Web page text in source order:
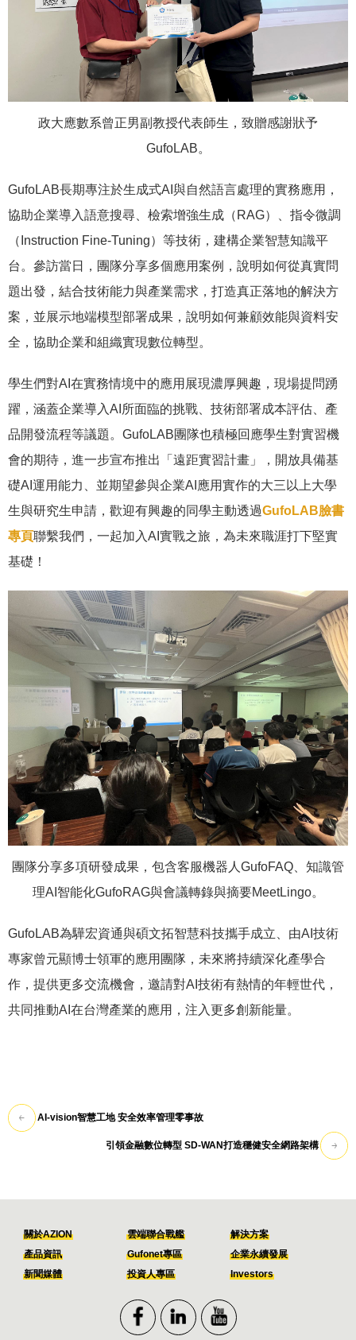
政大應數系曾正男副教授代表師生，致贈感謝狀予
GufoLAB。
GufoLAB長期專注於生成式AI與自然語言處理的實務應用，
協助企業導入語意搜尋、檢索增強生成（RAG）、指令微調
（Instruction Fine-Tuning）等技術，建構企業智慧知識平
台。參訪當日，團隊分享多個應用案例，說明如何從真實問
題出發，結合技術能力與產業需求，打造真正落地的解決方
案，並展示地端模型部署成果，說明如何兼顧效能與資料安
全，協助企業和組織實現數位轉型。
學生們對AI在實務情境中的應用展現濃厚興趣，現場提問踴
躍，涵蓋企業導入AI所面臨的挑戰、技術部署成本評估、產
品開發流程等議題。GufoLAB團隊也積極回應學生對實習機
會的期待，進一步宣布推出「遠距實習計畫」，開放具備基
礎AI運用能力、並期望參與企業AI應用實作的大三以上大學
生與研究生申請，歡迎有興趣的同學主動透過GufoLAB臉書
專頁聯繫我們，一起加入AI實戰之旅，為未來職涯打下堅實
基礎！
團隊分享多項研發成果，包含客服機器人GufoFAQ、知識管
理AI智能化GufoRAG與會議轉錄與摘要MeetLingo。
GufoLAB為驊宏資通與碩文拓智慧科技攜手成立、由AI技術
專家曾元顯博士領軍的應用團隊，未來將持續深化產學合
作，提供更多交流機會，邀請對AI技術有熱情的年輕世代，
共同推動AI在台灣產業的應用，注入更多創新能量。
AI-vision智慧工地 安全效率管理零事故
引領金融數位轉型 SD-WAN打造穩健安全網路架構
關於AZION 雲端聯合戰艦
解決方案
產品資訊
Gufonet專區
企業永續發展
新聞媒體
投資人專區 Investors